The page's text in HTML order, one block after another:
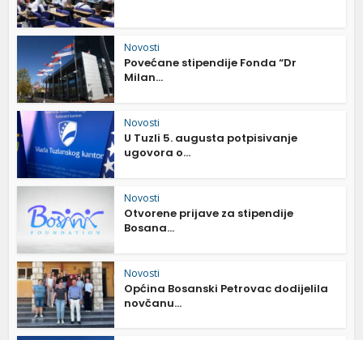
Novosti
Povećane stipendije Fonda “Dr
Milan...
Novosti
U Tuzli 5. augusta potpisivanje
ugovora o...
Novosti
Otvorene prijave za stipendije
Bosana...
Novosti
Općina Bosanski Petrovac dodijelila
novčanu...